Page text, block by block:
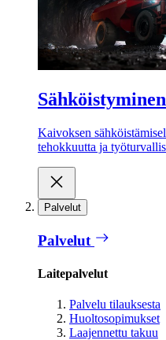
Sähköistyminen
Kaivoksen
tehokkuutta ja
Palvelut
Palvelut
Laitepalvelut
Palvelu tilauksesta
Huoltosopimukset
Laajennettu takuu